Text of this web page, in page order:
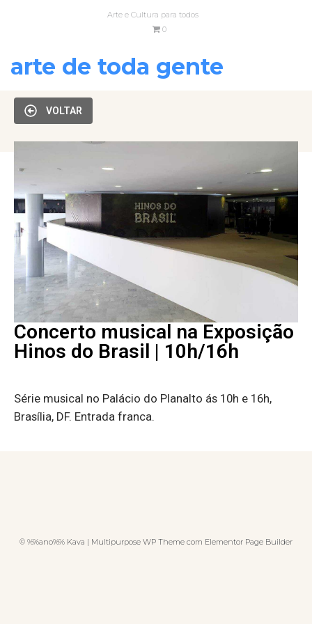
Arte e Cultura para todos
0
arte de toda gente
VOLTAR
Concerto musical na Exposição
Hinos do Brasil | 10h/16h
Série musical no Palácio do Planalto ás 10h e 16h,
Brasília, DF. Entrada franca.
© %%ano%% Kava | Multipurpose WP Theme com Elementor Page Builder